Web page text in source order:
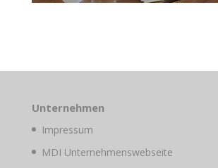
Unternehmen
Impressum
MDI Unternehmenswebseite